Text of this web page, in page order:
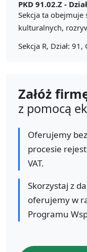
PKD 91.02.Z -
Sekcja ta obejmuje
kulturalnych,
Sekcja R, Dział:
Załóż
z pomocą
Oferujemy
procesie
VAT.
Skorzystaj z
oferujemy w
Programu